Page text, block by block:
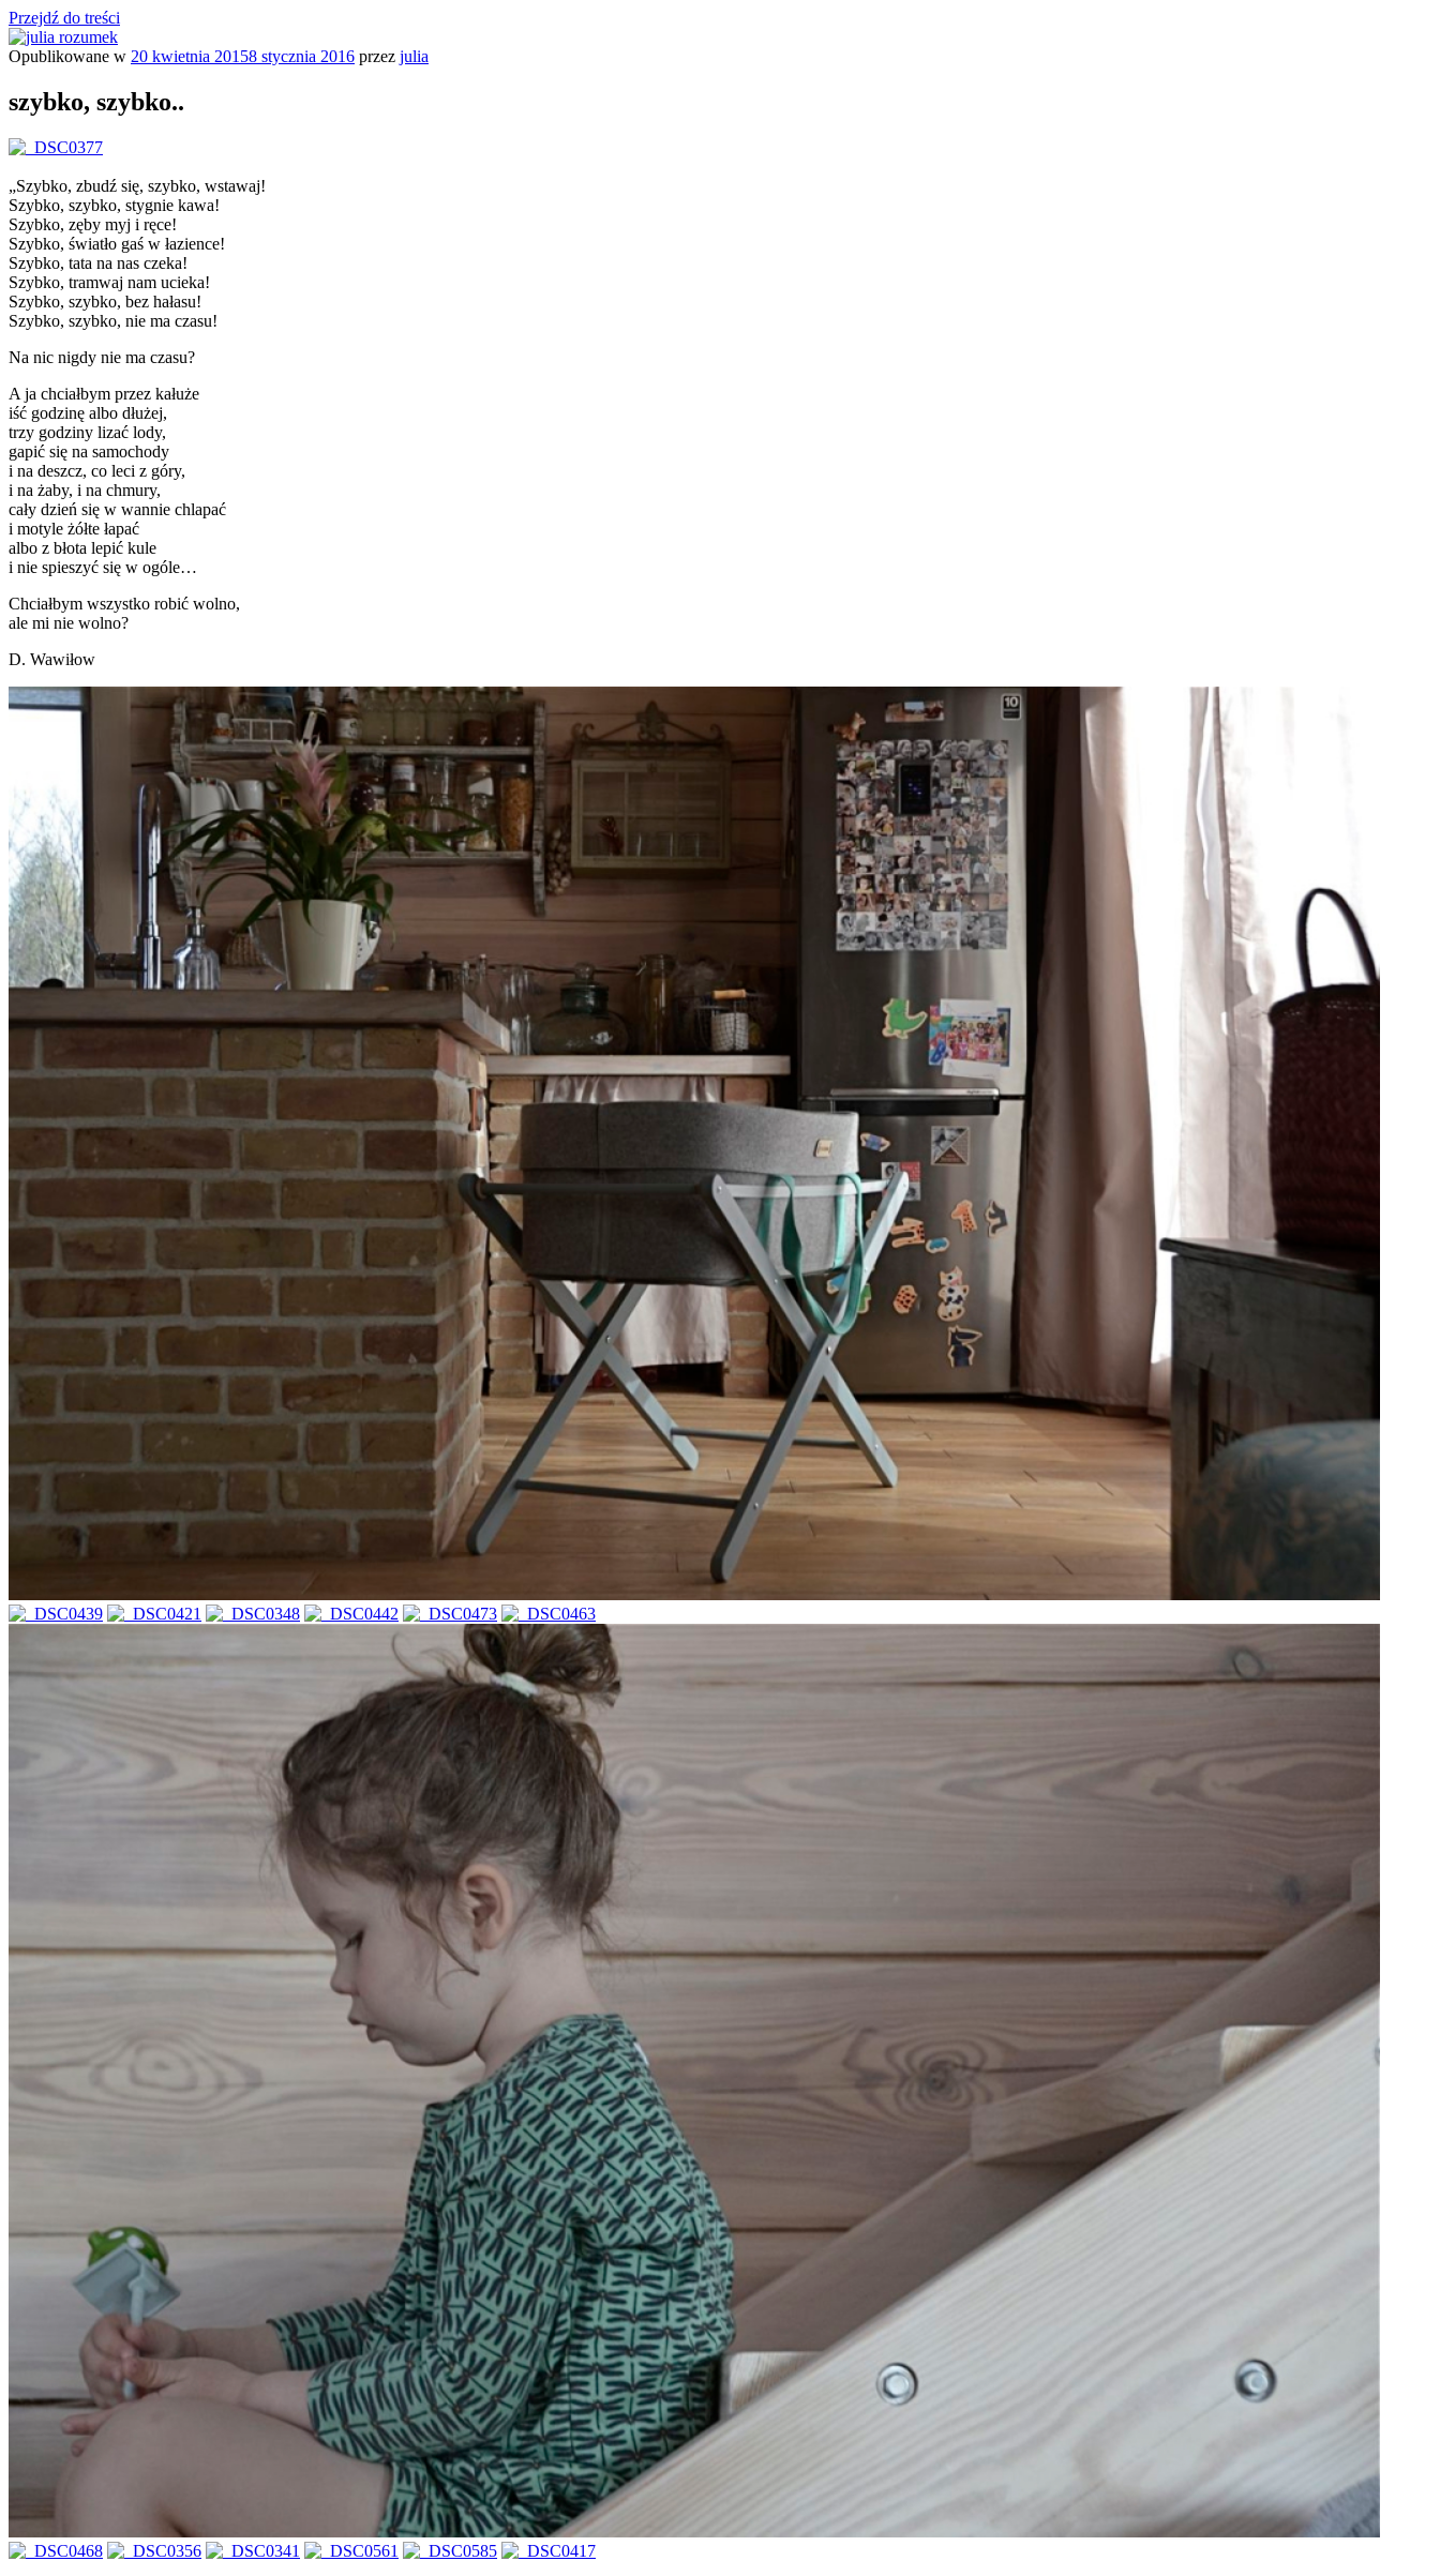
Przejdź do treści
Opublikowane w 20 kwietnia 20158 stycznia 2016 przez julia
szybko, szybko..
„Szybko, zbudź się, szybko, wstawaj!
Szybko, szybko, stygnie kawa!
Szybko, zęby myj i ręce!
Szybko, światło gaś w łazience!
Szybko, tata na nas czeka!
Szybko, tramwaj nam ucieka!
Szybko, szybko, bez hałasu!
Szybko, szybko, nie ma czasu!
Na nic nigdy nie ma czasu?
A ja chciałbym przez kałuże
iść godzinę albo dłużej,
trzy godziny lizać lody,
gapić się na samochody
i na deszcz, co leci z góry,
i na żaby, i na chmury,
cały dzień się w wannie chlapać
i motyle żółte łapać
albo z błota lepić kule
i nie spieszyć się w ogóle…
Chciałbym wszystko robić wolno,
ale mi nie wolno?
D. Wawiłow